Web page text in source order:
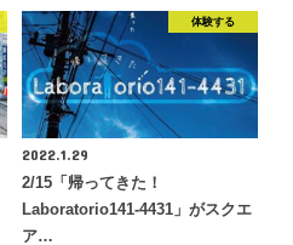
体験する
2022.1.29
2/15「帰ってきた！
Laboratorio141-4431」がスクエ
ア…